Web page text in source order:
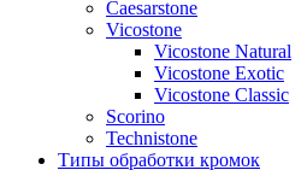
Сaesarstone
Vicostone
Vicostone Natural
Vicostone Exotic
Vicostone Classic
Scorino
Technistone
Типы обработки кромок